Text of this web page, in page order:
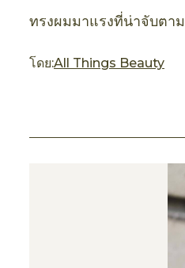
ทรงผมมาแรงที่น่าจับตา
โดย:All Things Beauty